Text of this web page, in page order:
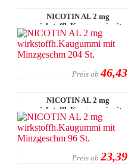
NICOTIN AL 2 mg
wirkstoffh.Kaugummi mit
Minzgeschm 204 St.
Preis ab 46,43
NICOTIN AL 2 mg
wirkstoffh.Kaugummi mit
Minzgeschm 96 St.
Preis ab 23,39